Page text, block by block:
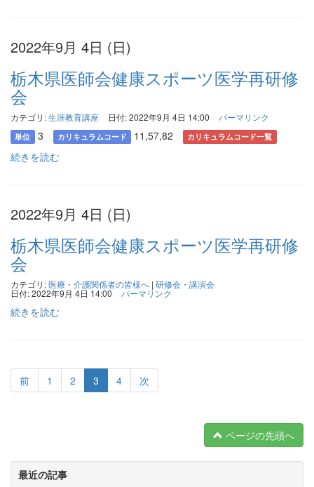
2022年9月 4日 (日)
栃木県医師会健康スポーツ医学再研修
会
カテゴリ:生涯教育講座 日付: 2022年9月 4日 14:00 パーマリンク
単位 3 カリキュラムコード 11,57,82 カリキュラムコード一覧
続きを読む
2022年9月 4日 (日)
栃木県医師会健康スポーツ医学再研修
会
カテゴリ:医療・介護関係者の皆様へ | 研修会・講演会
日付: 2022年9月 4日 14:00 パーマリンク
続きを読む
前 1 2 3 4 次
ページの先頭へ
最近の記事